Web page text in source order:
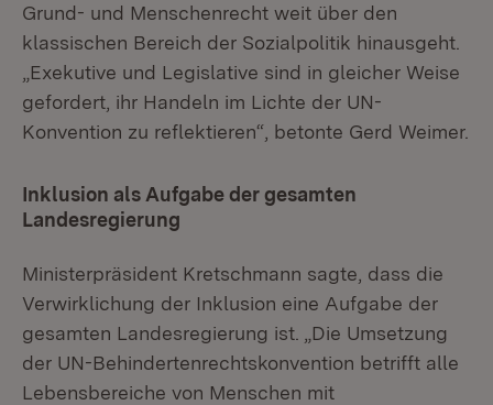
Grund- und Menschenrecht weit über den
klassischen Bereich der Sozialpolitik hinausgeht.
„Exekutive und Legislative sind in gleicher Weise
gefordert, ihr Handeln im Lichte der UN-
Konvention zu reflektieren“, betonte Gerd Weimer.
Inklusion als Aufgabe der gesamten
Landesregierung
Ministerpräsident Kretschmann sagte, dass die
Verwirklichung der Inklusion eine Aufgabe der
gesamten Landesregierung ist. „Die Umsetzung
der UN-Behindertenrechtskonvention betrifft alle
Lebensbereiche von Menschen mit